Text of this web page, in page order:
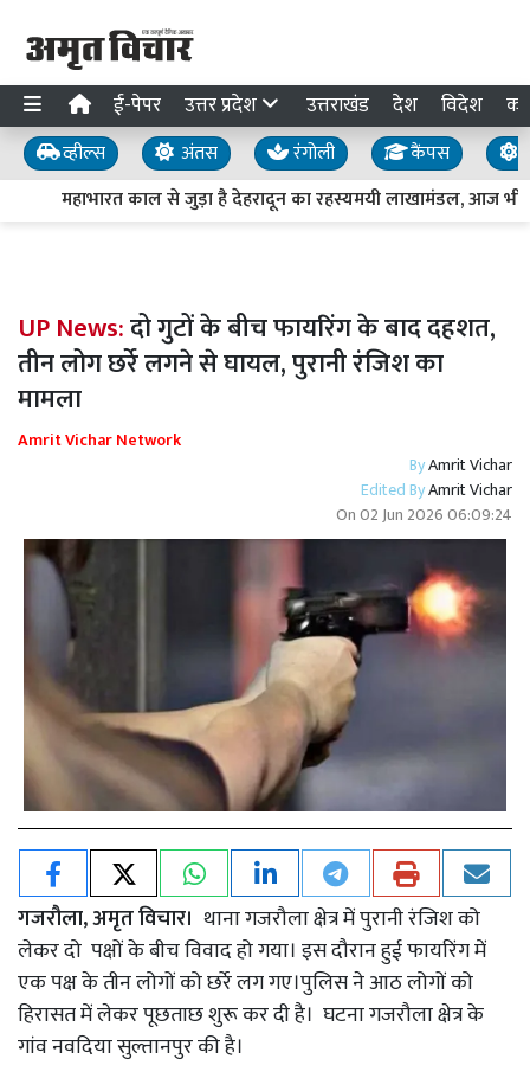
ई-पेपर उत्तर प्रदेश उत्तराखंड देश विदेश
व्हील्स अंतस रंगोली कैंपस
महाभारत काल से जुड़ा है देहरादून का रहस्यमयी लाखामंडल, आज भी
UP News:दो गुटों के बीच फायरिंग के बाद दहशत,
तीन लोग छर्रे लगने से घायल, पुरानी रंजिश का
मामला
Amrit Vichar Network
ByAmrit Vichar
Edited ByAmrit Vichar
On02 Jun 2026 06:09:24
गजरौला, अमृत विचार। थाना गजरौला क्षेत्र में पुरानी रंजिश को
लेकर दो पक्षों के बीच विवाद हो गया। इस दौरान हुई फायरिंग में
एक पक्ष के तीन लोगों को छर्रे लग गए।पुलिस ने आठ लोगों को
हिरासत में लेकर पूछताछ शुरू कर दी है। घटना गजरौला क्षेत्र के
गांव नवदिया सुल्तानपुर की है।